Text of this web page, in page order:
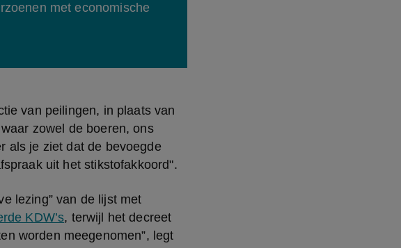
met economische
van peilingen, in plaats van
zowel de boeren, ons
als je ziet dat de bevoegde
uit het stikstofakkoord".
lezing” van de lijst met
KDW’s, terwijl het decreet
worden meegenomen”, legt